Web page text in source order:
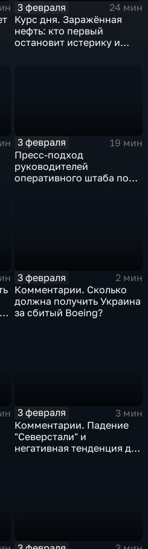
3 февраля
24 мин
Курс дня. Заражённая
нефть: кто первый
остановит истерику и
3 февраля
19 мин
Пресс-подход
руководителей
оперативного штаба по
3 февраля
2 мин
Комментарии. Сколько
должна получить Украина
за сбитый Boeing?
3 февраля
3 мин
Комментарии. Падение
"Северстали" и
негативная тенденция для